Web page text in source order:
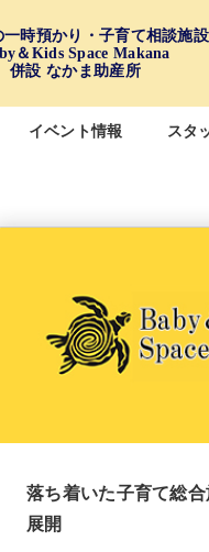
一時預かり・子育て相談施設
＆Kids Space Makana
併設 なかま助産所
イベント情報 スタ
落ち着いた子育て総
展開